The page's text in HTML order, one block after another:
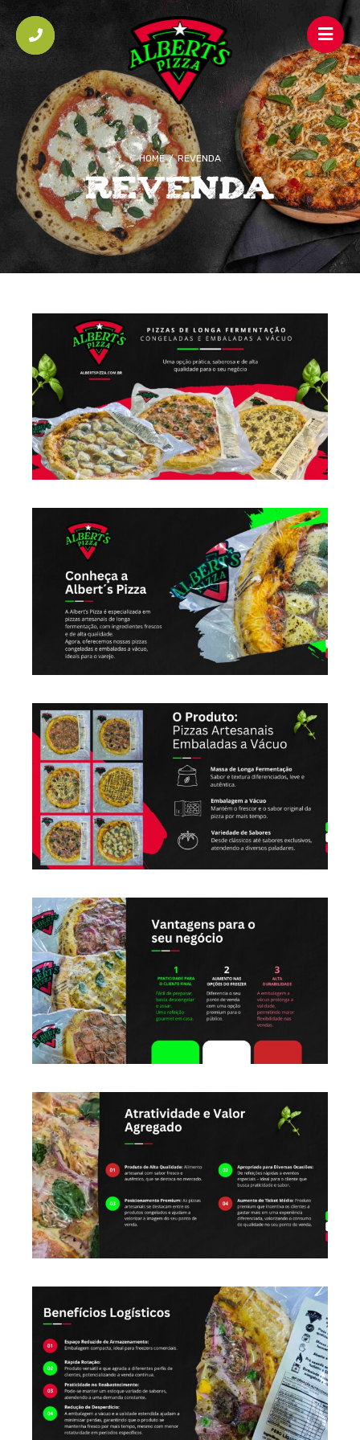
HOME / REVENDA
REVENDA